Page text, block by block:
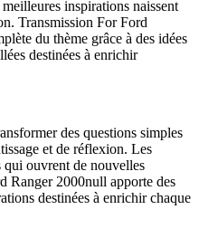
inspirations naissent
Transmission For Ford
du thème grâce à des idées
destinées à enrichir
des questions simples
et de réflexion. Les
qui ouvrent de nouvelles
Ranger 2000null apporte des
destinées à enrichir chaque